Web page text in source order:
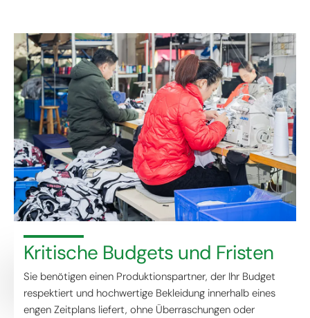
Kritische Budgets und Fristen
Sie benötigen einen Produktionspartner, der Ihr Budget
respektiert und hochwertige Bekleidung innerhalb eines
engen Zeitplans liefert, ohne Überraschungen oder